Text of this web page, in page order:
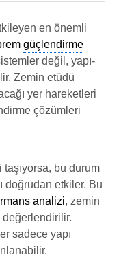
en önemli
güçlendirme
değil, yapı-
Zemin etüdü
yer hareketleri
çözümleri
taşıyorsa, bu durum
doğrudan etkiler. Bu
analizi, zemin
sadece yapı